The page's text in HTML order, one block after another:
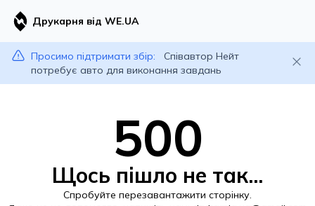
Друкарня від WE.UA
Просимо підтримати збір:
Співавтор Нейт
потребує авто для виконання завдань
500
Щось пішло не так...
Спробуйте перезавантажити сторінку.